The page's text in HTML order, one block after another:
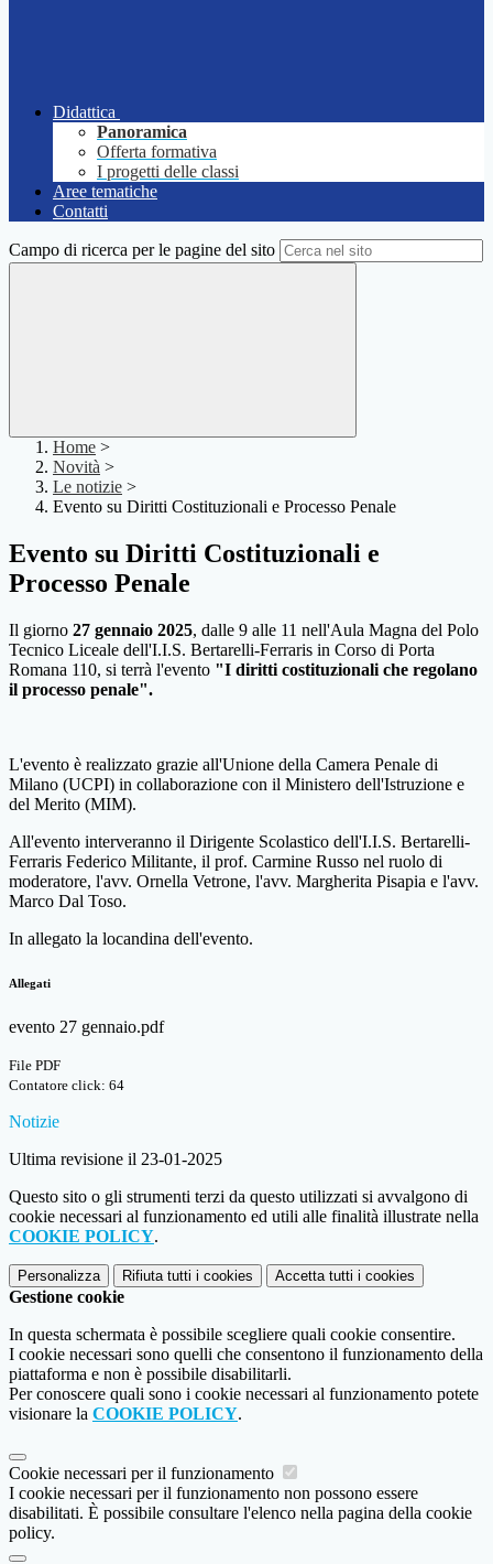
Didattica
Panoramica
Offerta formativa
I progetti delle classi
Aree tematiche
Contatti
Campo di ricerca per le pagine del sito
Home >
Novità >
Le notizie >
Evento su Diritti Costituzionali e Processo Penale
Evento su Diritti Costituzionali e
Processo Penale
Il giorno 27 gennaio 2025, dalle 9 alle 11 nell'Aula Magna del Polo
Tecnico Liceale dell'I.I.S. Bertarelli-Ferraris in Corso di Porta
Romana 110, si terrà l'evento "I diritti costituzionali che regolano
il processo penale".
L'evento è realizzato grazie all'Unione della Camera Penale di
Milano (UCPI) in collaborazione con il Ministero dell'Istruzione e
del Merito (MIM).
All'evento interveranno il Dirigente Scolastico dell'I.I.S. Bertarelli-
Ferraris Federico Militante, il prof. Carmine Russo nel ruolo di
moderatore, l'avv. Ornella Vetrone, l'avv. Margherita Pisapia e l'avv.
Marco Dal Toso.
In allegato la locandina dell'evento.
Allegati
evento 27 gennaio.pdf
File PDF
Contatore click: 64
Notizie
Ultima revisione il 23-01-2025
Questo sito o gli strumenti terzi da questo utilizzati si avvalgono di
cookie necessari al funzionamento ed utili alle finalità illustrate nella
COOKIE POLICY.
Personalizza Rifiuta tutti i cookies Accetta tutti i cookies
Gestione cookie
In questa schermata è possibile scegliere quali cookie consentire.
I cookie necessari sono quelli che consentono il funzionamento della
piattaforma e non è possibile disabilitarli.
Per conoscere quali sono i cookie necessari al funzionamento potete
visionare la COOKIE POLICY.
Cookie necessari per il funzionamento
I cookie necessari per il funzionamento non possono essere
disabilitati. È possibile consultare l'elenco nella pagina della cookie
policy.